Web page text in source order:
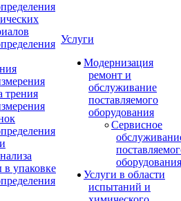
трения
в упаковке
Услуги
Модернизация
ремонт и
обслуживание
поставляемого
оборудования
Сервисное
оборудования
Услуги в области
испытаний и